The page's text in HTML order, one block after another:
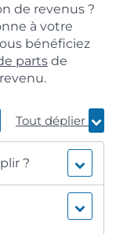
de revenus ?
à votre
bénéficiez
parts de
Tout déplier
?